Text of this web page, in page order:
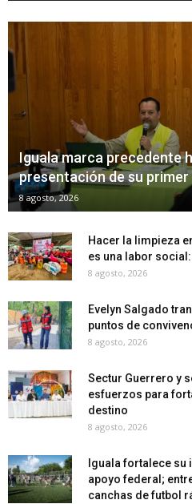
Iguala marca precedente
presentación de su primer
8 agosto, 2026
Hacer la limpieza
es una labor
8 agosto, 2026
Evelyn Salgado
puntos de
8 agosto, 2026
Sectur Guerrero y
esfuerzos para
destino
8 agosto, 2026
Iguala fortalece
apoyo federal;
canchas de futbol